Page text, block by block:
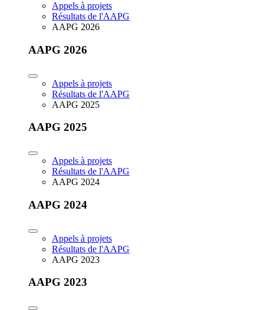
Appels à projets
Résultats de l'AAPG
AAPG 2026
AAPG 2026
Appels à projets
Résultats de l'AAPG
AAPG 2025
AAPG 2025
Appels à projets
Résultats de l'AAPG
AAPG 2024
AAPG 2024
Appels à projets
Résultats de l'AAPG
AAPG 2023
AAPG 2023